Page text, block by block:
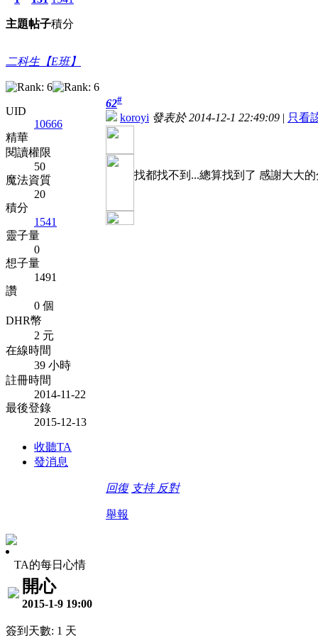
主題帖子積分
二科生【E班】
UID
10666
精華
閱讀權限
50
魔法資質
20
積分
1541
靈子量
0
想子量
1491
讚
0 個
DHR幣
2 元
在線時間
39 小時
註冊時間
2014-11-22
最後登錄
2015-12-13
收聽TA
發消息
62#
koroyi 發表於 2014-12-1 22:49:09 | 只看
找都找不到...總算找到了 感謝大大
回復 支持 反對
舉報
TA的每日心情
開心
2015-1-9 19:00
簽到天數: 1 天